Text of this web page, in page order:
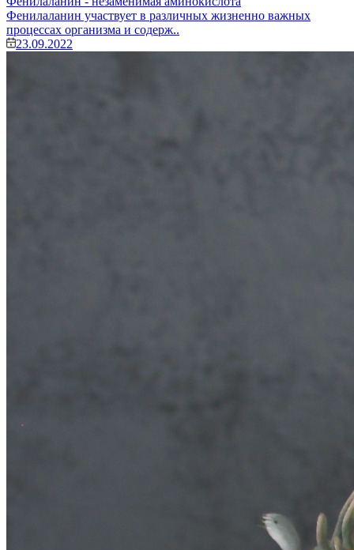
Фенилаланин участвует в различных жизненно важных
процессах организма и содерж..
23.09.2022